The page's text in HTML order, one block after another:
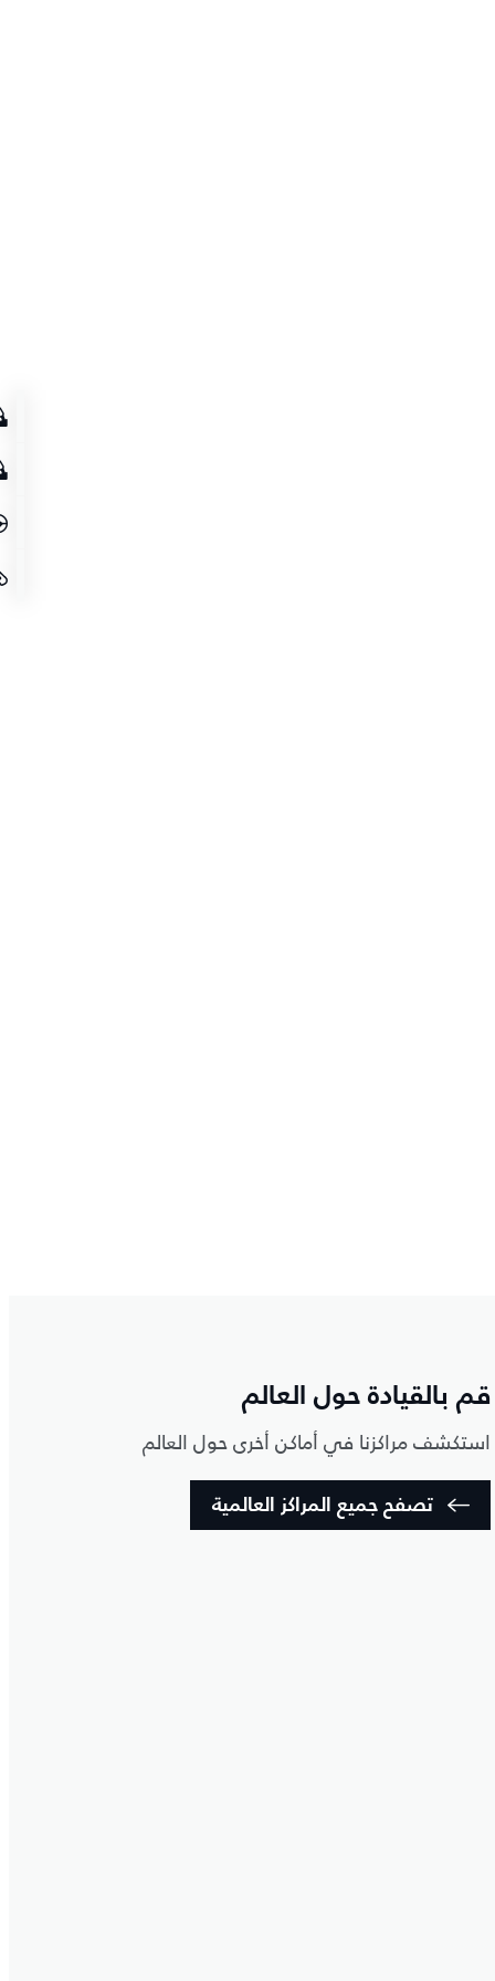
قم بالقيادة حول العالم
استكشف مراكزنا في أماكن أخرى حول العالم
تصفح جميع المراكز العالمية